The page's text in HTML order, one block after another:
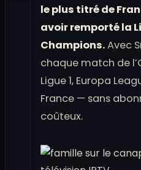
le plus titré de
avoir remporté la
Champions.Avec
chaque match de
Ligue 1, Europa
France — sans
coûteux.